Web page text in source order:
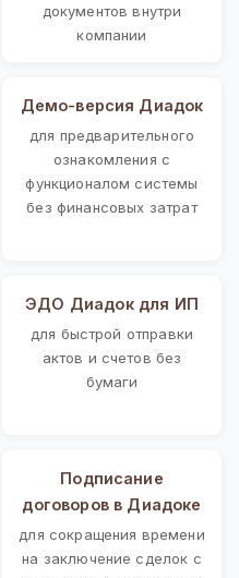
документов внутри
компании
Демо-версия Диадок
для предварительного
ознакомления с
функционалом системы
без финансовых затрат
ЭДО Диадок для ИП
для быстрой отправки
актов и счетов без
бумаги
Подписание
договоров в Диадоке
для сокращения времени
на заключение сделок с